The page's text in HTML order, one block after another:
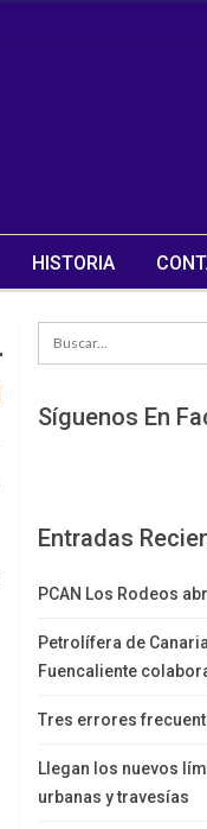
HISTORIA
Síguenos En
Entradas
PCAN Los Rodeos
Petrolífera de
Fuencaliente
Tres errores
Llegan los nuevos
urbanas y travesías